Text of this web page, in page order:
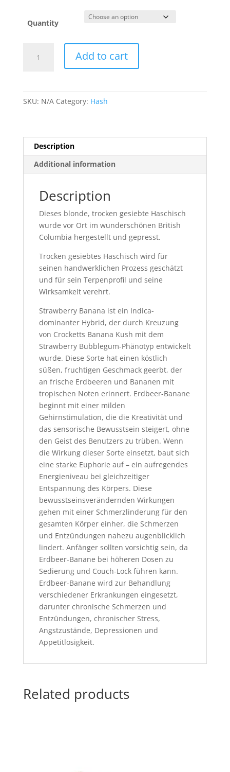
€70.00
through
Quantity
BANANEN-
Add to cart
SKU: N/A Category: Hash
Description
Additional information
Description
Dieses blonde, trocken gesiebte Haschisch
wurde vor Ort im wunderschönen British
Columbia hergestellt und gepresst.
Trocken gesiebtes Haschisch wird für
seinen handwerklichen Prozess geschätzt
und für sein Terpenprofil und seine
Wirksamkeit verehrt.
Strawberry Banana ist ein Indica-
dominanter Hybrid, der durch Kreuzung
von Crocketts Banana Kush mit dem
Strawberry Bubblegum-Phänotyp entwickelt
wurde. Diese Sorte hat einen köstlich
süßen, fruchtigen Geschmack geerbt, der
an frische Erdbeeren und Bananen mit
tropischen Noten erinnert. Erdbeer-Banane
beginnt mit einer milden
Gehirnstimulation, die die Kreativität und
das sensorische Bewusstsein steigert, ohne
den Geist des Benutzers zu trüben. Wenn
die Wirkung dieser Sorte einsetzt, baut sich
eine starke Euphorie auf – ein aufregendes
Energieniveau bei gleichzeitiger
Entspannung des Körpers. Diese
bewusstseinsverändernden Wirkungen
gehen mit einer Schmerzlinderung für den
gesamten Körper einher, die Schmerzen
und Entzündungen nahezu augenblicklich
lindert. Anfänger sollten vorsichtig sein, da
Erdbeer-Banane bei höheren Dosen zu
Sedierung und Couch-Lock führen kann.
Erdbeer-Banane wird zur Behandlung
verschiedener Erkrankungen eingesetzt,
darunter chronische Schmerzen und
Entzündungen, chronischer Stress,
Angstzustände, Depressionen und
Appetitlosigkeit.
Related products